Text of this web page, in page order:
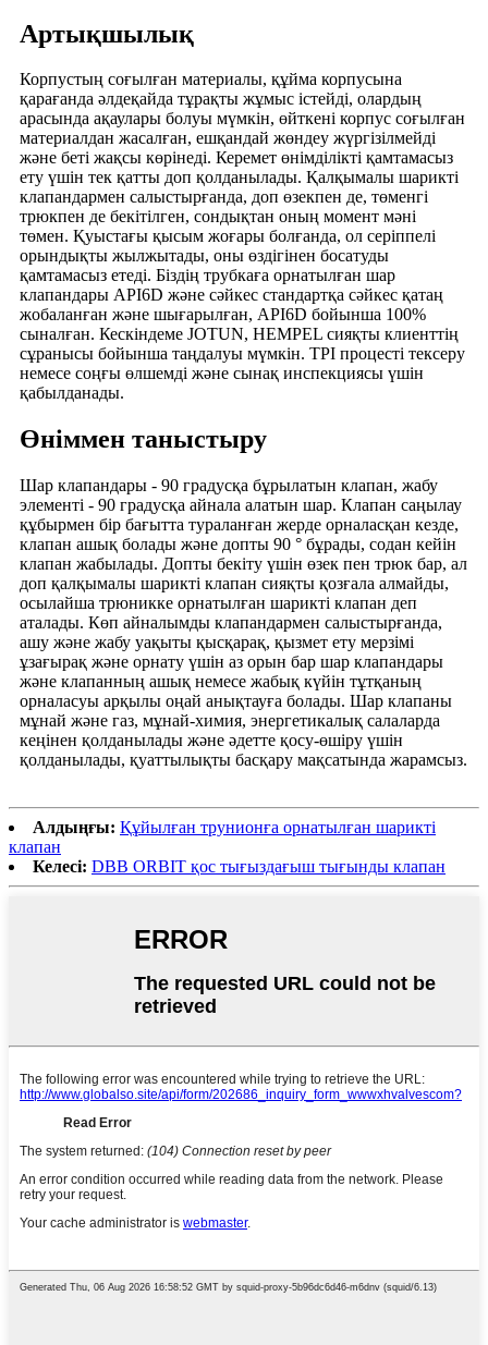
Артықшылық
Корпустың соғылған материалы, құйма корпусына
қарағанда әлдеқайда тұрақты жұмыс істейді, олардың
арасында ақаулары болуы мүмкін, өйткені корпус соғылған
материалдан жасалған, ешқандай жөндеу жүргізілмейді
және беті жақсы көрінеді. Керемет өнімділікті қамтамасыз
ету үшін тек қатты доп қолданылады. Қалқымалы шарикті
клапандармен салыстырғанда, доп өзекпен де, төменгі
трюкпен де бекітілген, сондықтан оның момент мәні
төмен. Қуыстағы қысым жоғары болғанда, ол серіппелі
орындықты жылжытады, оны өздігінен босатуды
қамтамасыз етеді. Біздің трубкаға орнатылған шар
клапандары API6D және сәйкес стандартқа сәйкес қатаң
жобаланған және шығарылған, API6D бойынша 100%
сыналған. Кескіндеме JOTUN, HEMPEL сияқты клиенттің
сұранысы бойынша таңдалуы мүмкін. TPI процесті тексеру
немесе соңғы өлшемді және сынақ инспекциясы үшін
қабылданады.
Өніммен таныстыру
Шар клапандары - 90 градусқа бұрылатын клапан, жабу
элементі - 90 градусқа айнала алатын шар. Клапан саңылау
құбырмен бір бағытта тураланған жерде орналасқан кезде,
клапан ашық болады және допты 90 ° бұрады, содан кейін
клапан жабылады. Допты бекіту үшін өзек пен трюк бар, ал
доп қалқымалы шарикті клапан сияқты қозғала алмайды,
осылайша трюникке орнатылған шарикті клапан деп
аталады. Көп айналымды клапандармен салыстырғанда,
ашу және жабу уақыты қысқарақ, қызмет ету мерзімі
ұзағырақ және орнату үшін аз орын бар шар клапандары
және клапанның ашық немесе жабық күйін тұтқаның
орналасуы арқылы оңай анықтауға болады. Шар клапаны
мұнай және газ, мұнай-химия, энергетикалық салаларда
кеңінен қолданылады және әдетте қосу-өшіру үшін
қолданылады, қуаттылықты басқару мақсатында жарамсыз.
Алдыңғы: Құйылған трунионға орнатылған шарикті
клапан
Келесі: DBB ORBIT қос тығыздағыш тығынды клапан